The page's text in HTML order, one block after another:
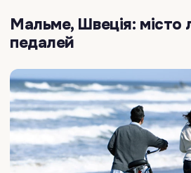
Мальме, Швеція: місто
педалей